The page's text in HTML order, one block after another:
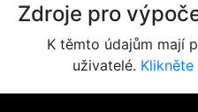
Zdroje pro
K těmto údajům mají
uživatelé.